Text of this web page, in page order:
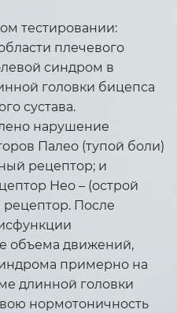
тестировании:
плечевого
синдром в
головки бицепса
сустава.
нарушение
Палео (тупой боли)
рецептор; и
Нео – (острой
После
объема движений,
примерно на
длинной головки
нормотоничность